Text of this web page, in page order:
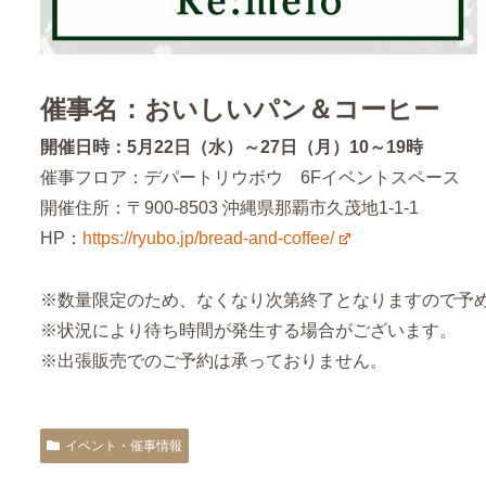
催事名：おいしいパン＆コーヒー
開催日時：5月22日（水）～27日（月）10～19時
催事フロア：デパートリウボウ 6Fイベントスペース
開催住所：〒900-8503 沖縄県那覇市久茂地1-1-1
HP： https://ryubo.jp/bread-and-coffee/
※数量限定のため、なくなり次第終了となりますので予
※状況により待ち時間が発生する場合がございます。
※出張販売でのご予約は承っておりません。
イベント・催事情報